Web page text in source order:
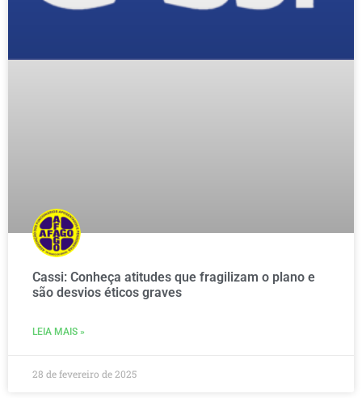
Cassi: Conheça atitudes que fragilizam o plano e
são desvios éticos graves
LEIA MAIS »
28 de fevereiro de 2025